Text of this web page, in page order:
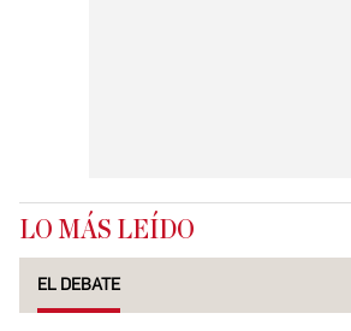
LO MÁS LEÍDO
EL DEBATE